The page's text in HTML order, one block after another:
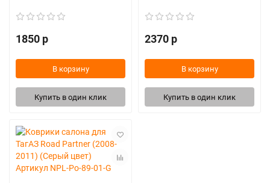
1850 р
В корзину
Купить в один клик
2370 р
В корзину
Купить в один клик